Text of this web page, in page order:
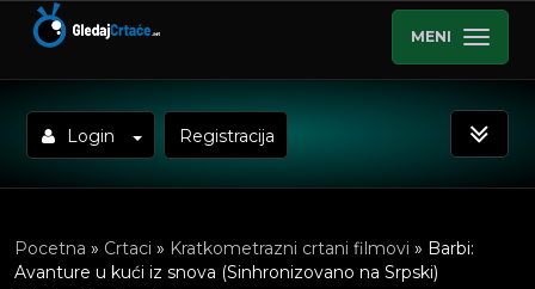
MENI
Login Registracija
Pocetna » Crtaci » Kratkometrazni crtani filmovi » Barbi:
Avanture u kući iz snova (Sinhronizovano na Srpski)